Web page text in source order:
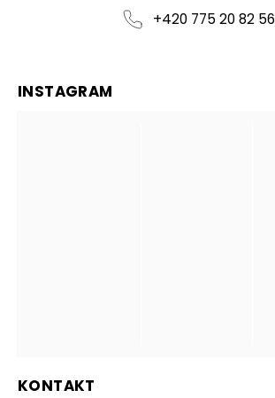
+420 775 20 82 56
KONTAKT
INSTAGRAM